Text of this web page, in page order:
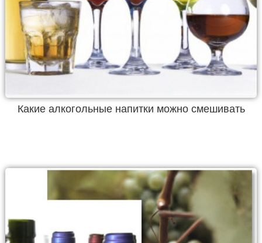
Какие алкогольные напитки можно смешивать